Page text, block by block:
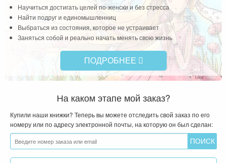
Научиться достигать целей по-женски и без стресса
Найти подруг и единомышленниц
Выбраться из состояния, которое не устраивает
Заняться собой и реально начать менять свою жизнь
ПОДРОБНЕЕ
На каком этапе мой заказ?
Купили наши книжки? Теперь вы можете отследить свой заказ по его
номеру или по адресу электронной почты, на которую он был сделан: